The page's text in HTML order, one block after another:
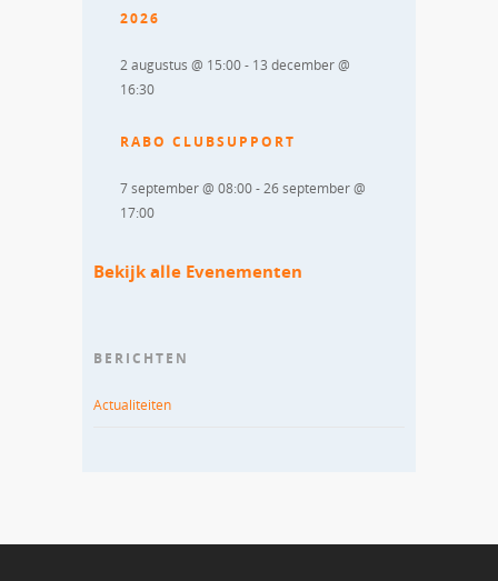
2026
2 augustus @ 15:00- 13 december @
16:30
RABO CLUBSUPPORT
7 september @ 08:00-26 september @
17:00
Bekijk alle Evenementen
BERICHTEN
Actualiteiten